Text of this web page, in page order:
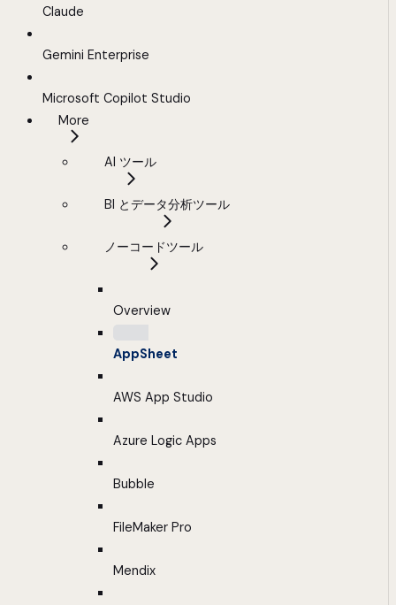
Claude
Gemini Enterprise
Microsoft Copilot Studio
More
AI ツール
BI とデータ分析ツール
ノーコードツール
Overview
AppSheet
AWS App Studio
Azure Logic Apps
Bubble
FileMaker Pro
Mendix